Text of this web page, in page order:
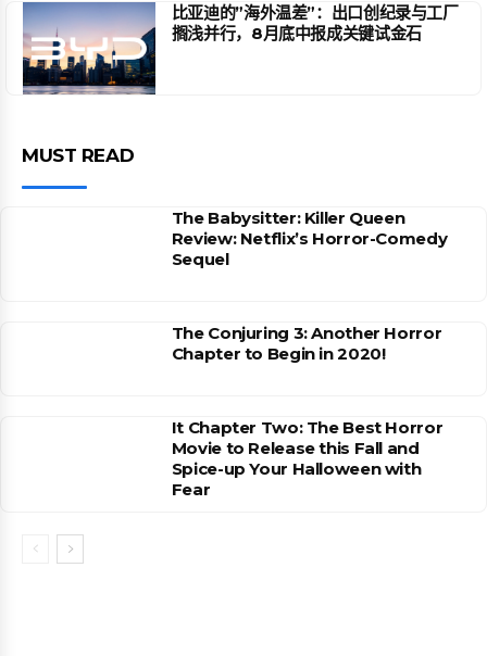
比亚迪的”海外温差”：出口创纪录与工厂
搁浅并行，8月底中报成关键试金石
MUST READ
The Babysitter: Killer Queen
Review: Netflix’s Horror-Comedy
Sequel
The Conjuring 3: Another Horror
Chapter to Begin in 2020!
It Chapter Two: The Best Horror
Movie to Release this Fall and
Spice-up Your Halloween with
Fear